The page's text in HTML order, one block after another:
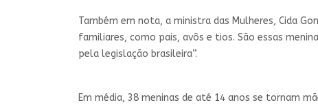
Também em nota, a ministra das Mulheres, Cida
familiares, como pais, avôs e tios. São essas
pela legislação brasileira”.
Em média, 38 meninas de até 14 anos se tornam